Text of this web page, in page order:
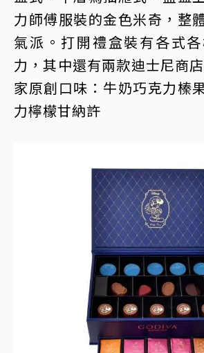
力師傅服裝的金色米奇，整
氣派。打開禮盒裝有各式
力，其中還有兩款迪士尼商
家原創口味：牛奶巧克力榛
力檸檬甘納許